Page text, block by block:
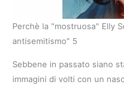
Perchè la "mostruosa" Elly
antisemitismo" 5
Sebbene in passato siano
immagini di volti con un